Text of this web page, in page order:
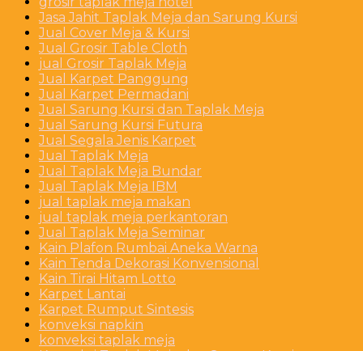
Jasa Jahit Taplak Meja dan Sarung Kursi
Jual Cover Meja & Kursi
Jual Grosir Table Cloth
jual Grosir Taplak Meja
Jual Karpet Panggung
Jual Karpet Permadani
Jual Sarung Kursi dan Taplak Meja
Jual Sarung Kursi Futura
Jual Segala Jenis Karpet
Jual Taplak Meja
Jual Taplak Meja Bundar
Jual Taplak Meja IBM
jual taplak meja makan
jual taplak meja perkantoran
Jual Taplak Meja Seminar
Kain Plafon Rumbai Aneka Warna
Kain Tenda Dekorasi Konvensional
Kain Tirai Hitam Lotto
Karpet Lantai
Karpet Rumput Sintesis
konveksi napkin
konveksi taplak meja